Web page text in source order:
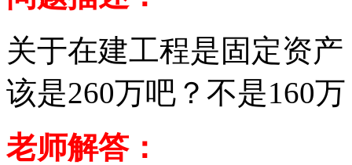
关于在建工程是固定资
该是260万吧？不是160万
老师解答：